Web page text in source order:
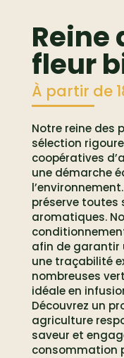
Reine
fleur
À partir de
Notre reine des
sélection
coopératives
une démarche
préserve toutes
aromatiques.
afin de garantir
une traçabilité
nombreuses
idéale en
Découvrez un
agriculture
saveur et
consommation